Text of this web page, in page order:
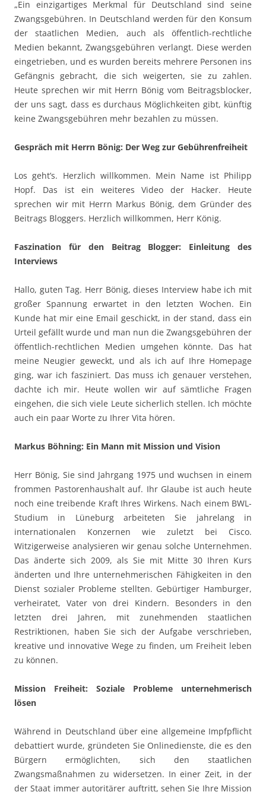
„Ein einzigartiges Merkmal für Deutschland sind seine
Zwangsgebühren. In Deutschland werden für den Konsum
der staatlichen Medien, auch als öffentlich-rechtliche
Medien bekannt, Zwangsgebühren verlangt. Diese werden
eingetrieben, und es wurden bereits mehrere Personen ins
Gefängnis gebracht, die sich weigerten, sie zu zahlen.
Heute sprechen wir mit Herrn Bönig vom Beitragsblocker,
der uns sagt, dass es durchaus Möglichkeiten gibt, künftig
keine Zwangsgebühren mehr bezahlen zu müssen.
Gespräch mit Herrn Bönig: Der Weg zur Gebührenfreiheit
Los geht’s. Herzlich willkommen. Mein Name ist Philipp
Hopf. Das ist ein weiteres Video der Hacker. Heute
sprechen wir mit Herrn Markus Bönig, dem Gründer des
Beitrags Bloggers. Herzlich willkommen, Herr König.
Faszination für den Beitrag Blogger: Einleitung des
Interviews
Hallo, guten Tag. Herr Bönig, dieses Interview habe ich mit
großer Spannung erwartet in den letzten Wochen. Ein
Kunde hat mir eine Email geschickt, in der stand, dass ein
Urteil gefällt wurde und man nun die Zwangsgebühren der
öffentlich-rechtlichen Medien umgehen könnte. Das hat
meine Neugier geweckt, und als ich auf Ihre Homepage
ging, war ich fasziniert. Das muss ich genauer verstehen,
dachte ich mir. Heute wollen wir auf sämtliche Fragen
eingehen, die sich viele Leute sicherlich stellen. Ich möchte
auch ein paar Worte zu Ihrer Vita hören.
Markus Böhning: Ein Mann mit Mission und Vision
Herr Bönig, Sie sind Jahrgang 1975 und wuchsen in einem
frommen Pastorenhaushalt auf. Ihr Glaube ist auch heute
noch eine treibende Kraft Ihres Wirkens. Nach einem BWL-
Studium in Lüneburg arbeiteten Sie jahrelang in
internationalen Konzernen wie zuletzt bei Cisco.
Witzigerweise analysieren wir genau solche Unternehmen.
Das änderte sich 2009, als Sie mit Mitte 30 Ihren Kurs
änderten und Ihre unternehmerischen Fähigkeiten in den
Dienst sozialer Probleme stellten. Gebürtiger Hamburger,
verheiratet, Vater von drei Kindern. Besonders in den
letzten drei Jahren, mit zunehmenden staatlichen
Restriktionen, haben Sie sich der Aufgabe verschrieben,
kreative und innovative Wege zu finden, um Freiheit leben
zu können.
Mission Freiheit: Soziale Probleme unternehmerisch
lösen
Während in Deutschland über eine allgemeine Impfpflicht
debattiert wurde, gründeten Sie Onlinedienste, die es den
Bürgern ermöglichten, sich den staatlichen
Zwangsmaßnahmen zu widersetzen. In einer Zeit, in der
der Staat immer autoritärer auftritt, sehen Sie Ihre Mission